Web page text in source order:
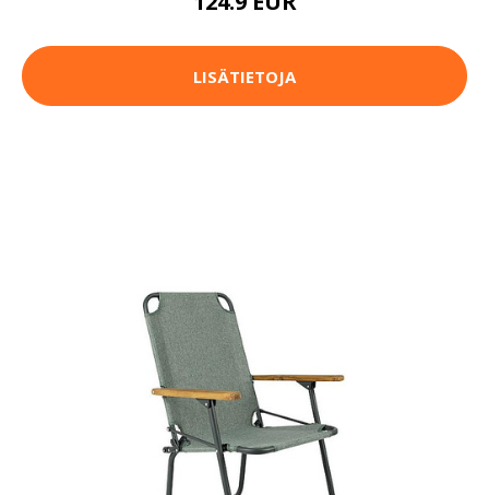
LISÄTIETOJA